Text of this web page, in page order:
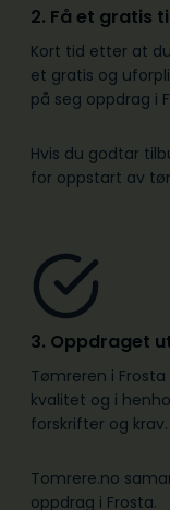
2. Få et gratis
Kort tid etter at
et gratis og
på seg oppdrag i
Hvis du godtar
for oppstart av
3. Oppdraget
Tømreren i
kvalitet og i
forskrifter og krav.
Tomrere.no
oppdrag i Frosta.